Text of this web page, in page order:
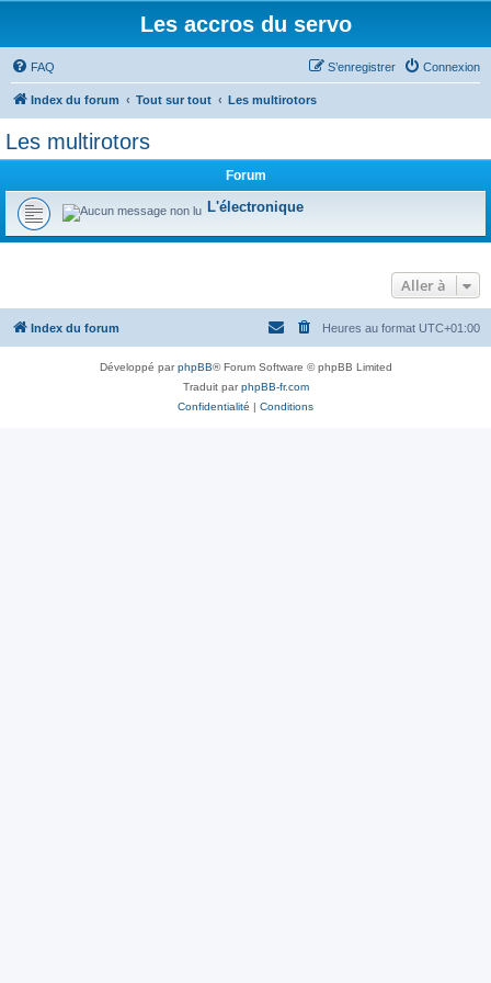
Les accros du servo
FAQ Connexion
S’enregistrer
Index du forum Tout sur tout Les multirotors
Les multirotors
Forum
L'électronique
Aller à
Index du forum Heures au format UTC+01:00
Développé parphpBB® Forum Software © phpBB Limited
Traduit parphpBB-fr.com
Confidentialité | Conditions